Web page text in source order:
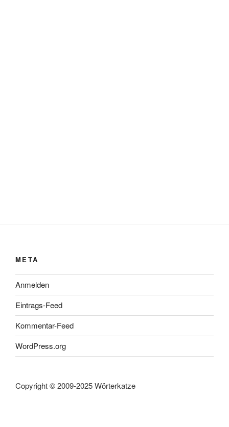
META
Anmelden
Eintrags-Feed
Kommentar-Feed
WordPress.org
Copyright © 2009-2025 Wörterkatze